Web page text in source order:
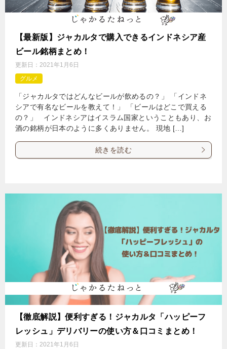
【最新版】ジャカルタで購入できるインドネシア産
ビール銘柄まとめ！
更新日： 2021年1月6日
グルメ
「ジャカルタではどんなビールが飲めるの？」 「インドネ
シアで有名なビールを教えて！」 「ビールはどこで買える
の？」 インドネシアはイスラム国家ということもあり、お
酒の銘柄が日本のように多くありません。 現地 […]
続きを読む
【徹底解説】便利すぎる！ジャカルタ「ハッピーフ
レッシュ」デリバリーの使い方＆口コミまとめ！
更新日： 2021年1月6日